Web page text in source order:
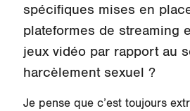
spécifiques mises en
plateformes de streaming
jeux vidéo par rapport au
harcèlement sexuel ?
Je pense que c’est toujours